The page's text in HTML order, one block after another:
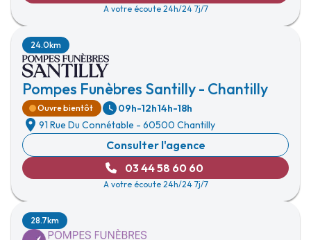
A votre écoute 24h/24 7j/7
Pompes Funèbres Santilly - Chantilly
24.0km
Ouvre bientôt 09h-12h14h-18h
91 Rue Du Connétable - 60500 Chantilly
Consulter l'agence
03 44 58 60 60
A votre écoute 24h/24 7j/7
28.7km